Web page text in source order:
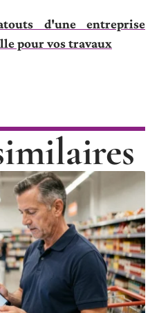
d'une entreprise
pour vos travaux